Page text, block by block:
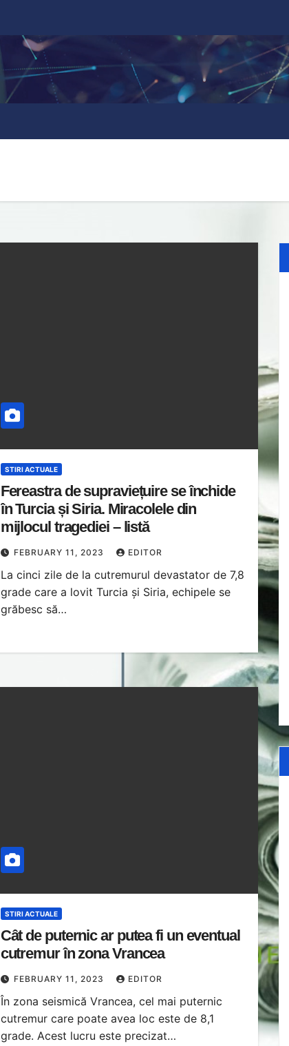
STIRI ACTUALE
Fereastra de supraviețuire se închide
în Turcia și Siria. Miracolele din
mijlocul tragediei – listă
FEBRUARY 11, 2023 EDITOR
La cinci zile de la cutremurul devastator de 7,8
grade care a lovit Turcia și Siria, echipele se
grăbesc să…
STIRI ACTUALE
Cât de puternic ar putea fi un eventual
cutremur în zona Vrancea
FEBRUARY 11, 2023 EDITOR
În zona seismică Vrancea, cel mai puternic
cutremur care poate avea loc este de 8,1
grade. Acest lucru este precizat…